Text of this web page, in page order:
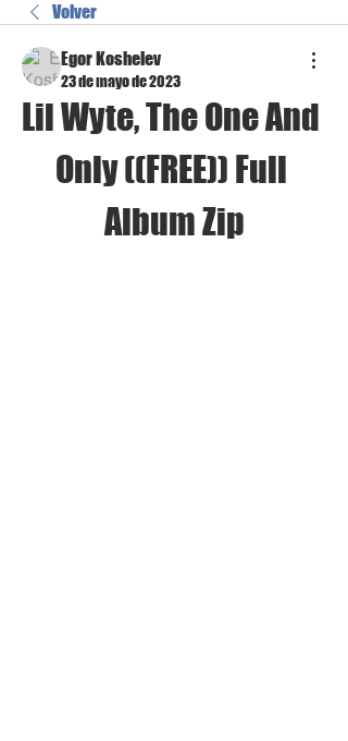
Volver
Egor Koshelev
23 de mayo de 2023
Lil Wyte, The One And
Only ((FREE)) Full
Album Zip